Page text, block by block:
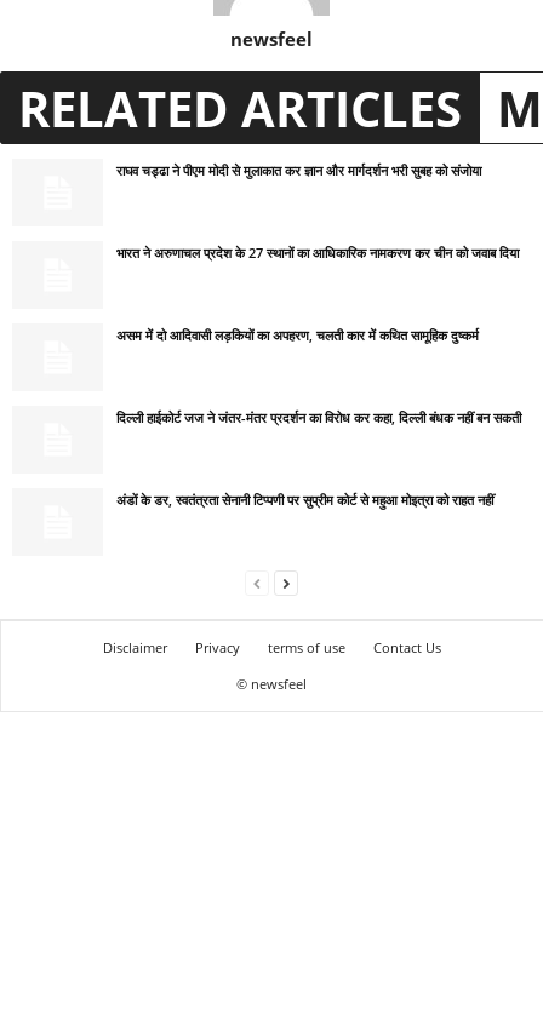
newsfeel
RELATED ARTICLES
राघव चड्ढा ने पीएम मोदी से मुलाकात कर ज्ञान और मार्गदर्शन भरी सुबह को संजोया
भारत ने अरुणाचल प्रदेश के 27 स्थानों का आधिकारिक नामकरण कर चीन को जवाब दिया
असम में दो आदिवासी लड़कियों का अपहरण, चलती कार में कथित सामूहिक दुष्कर्म
दिल्ली हाईकोर्ट जज ने जंतर-मंतर प्रदर्शन का विरोध कर कहा, दिल्ली बंधक नहीं बन सकती
अंडों के डर, स्वतंत्रता सेनानी टिप्पणी पर सुप्रीम कोर्ट से महुआ मोइत्रा को राहत नहीं
Disclaimer Privacy terms of use
Contact Us
© newsfeel